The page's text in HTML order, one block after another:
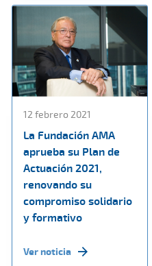
12 febrero 2021
La Fundación AMA
aprueba su Plan de
Actuación 2021,
renovando su
compromiso solidario
y formativo
Ver noticia